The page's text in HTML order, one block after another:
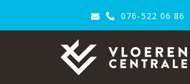
076-522 06 86